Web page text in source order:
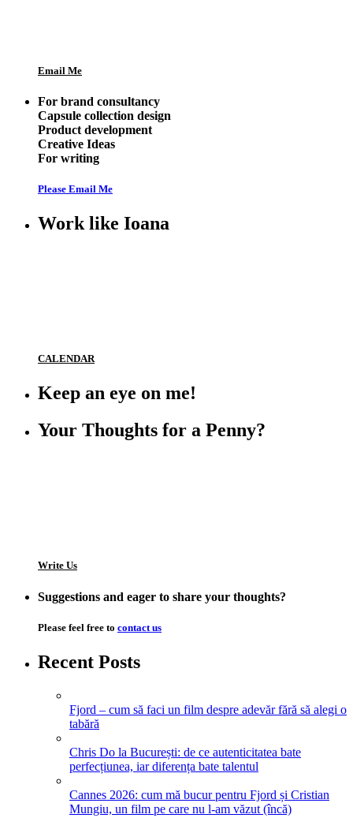
Email Me
For brand consultancy
Capsule collection design
Product development
Creative Ideas
For writing
Please Email Me
Work like Ioana
CALENDAR
Keep an eye on me!
Your Thoughts for a Penny?
Write Us
Suggestions and eager to share your thoughts?
Please feel free to contact us
Recent Posts
Fjord – cum să faci un film despre adevăr fără să alegi o
tabără
Chris Do la București: de ce autenticitatea bate
perfecțiunea, iar diferența bate talentul
Cannes 2026: cum mă bucur pentru Fjord și Cristian
Mungiu, un film pe care nu l-am văzut (încă)